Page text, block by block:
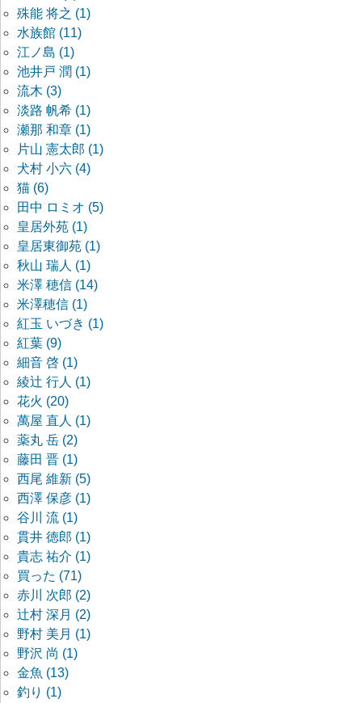
殊能 将之 (1)
水族館 (11)
江ノ島 (1)
池井戸 潤 (1)
流木 (3)
淡路 帆希 (1)
瀬那 和章 (1)
片山 憲太郎 (1)
犬村 小六 (4)
猫 (6)
田中 ロミオ (5)
皇居外苑 (1)
皇居東御苑 (1)
秋山 瑞人 (1)
米澤 穂信 (14)
米澤穂信 (1)
紅玉 いづき (1)
紅葉 (9)
細音 啓 (1)
綾辻 行人 (1)
花火 (20)
萬屋 直人 (1)
薬丸 岳 (2)
藤田 晋 (1)
西尾 維新 (5)
西澤 保彦 (1)
谷川 流 (1)
貫井 徳郎 (1)
貴志 祐介 (1)
買った (71)
赤川 次郎 (2)
辻村 深月 (2)
野村 美月 (1)
野沢 尚 (1)
金魚 (13)
釣り (1)